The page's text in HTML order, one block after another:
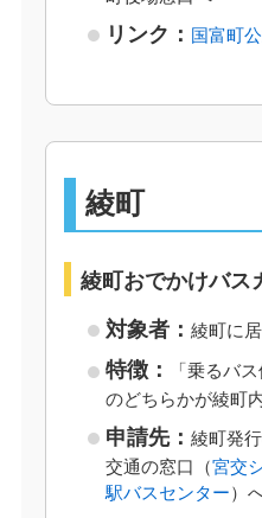
リンク： 国富町
綾町
綾町おでかけバス
対象者：綾町に
特徴：
「乗るバ
のどちらかが綾町
申請先：綾町発
交通の窓口（宮交
駅バスセンター）